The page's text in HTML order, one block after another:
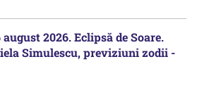
2026. Eclipsă de Soare.
Simulescu, previziuni zodii -